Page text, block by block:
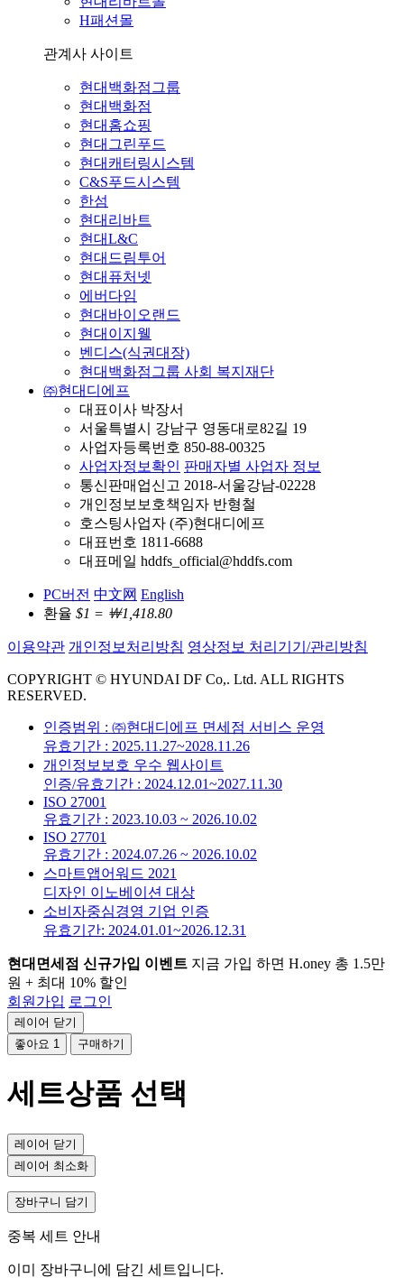
H패션몰
관계사 사이트
현대백화점그룹
현대백화점
현대홈쇼핑
현대그린푸드
현대캐터링시스템
C&S푸드시스템
한섬
현대리바트
현대L&C
현대드림투어
현대퓨처넷
에버다임
현대바이오랜드
현대이지웰
벤디스(식권대장)
현대백화점그룹 사회 복지재단
㈜현대디에프
대표이사 박장서
서울특별시 강남구 영동대로82길 19
사업자등록번호 850-88-00325
사업자정보확인 판매자별 사업자 정보
통신판매업신고 2018-서울강남-02228
개인정보보호책임자 반형철
호스팅사업자 (주)현대디에프
대표번호 1811-6688
대표메일 hddfs_official@hddfs.com
PC버전 中文网 English
환율 $1 = ￦1,418.80
이용약관 개인정보처리방침 영상정보 처리기기/관리방침
COPYRIGHT © HYUNDAI DF Co,. Ltd. ALL RIGHTS
RESERVED.
인증범위 : ㈜현대디에프 면세점 서비스 운영
유효기간 : 2025.11.27~2028.11.26
개인정보보호 우수 웹사이트
인증/유효기간 : 2024.12.01~2027.11.30
ISO 27001
유효기간 : 2023.10.03 ~ 2026.10.02
ISO 27701
유효기간 : 2024.07.26 ~ 2026.10.02
스마트앱어워드 2021
디자인 이노베이션 대상
소비자중심경영 기업 인증
유효기간: 2024.01.01~2026.12.31
현대면세점 신규가입 이벤트 지금 가입 하면 H.oney 총 1.5만
원 + 최대 10% 할인
회원가입 로그인
레이어 닫기
좋아요 1 구매하기
세트상품 선택
레이어 닫기
레이어 최소화
장바구니 담기
중복 세트 안내
이미 장바구니에 담긴 세트입니다.